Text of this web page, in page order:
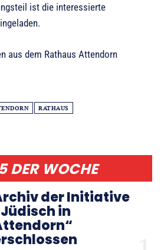
DER WOCHE
der Initiative
in
ist die interessierte
aus dem Rathaus Attendorn
RATHAUS